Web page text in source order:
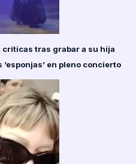
críticas tras grabar a su hija
en pleno concierto